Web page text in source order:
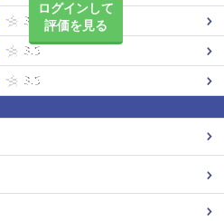
ログインして
評価を見る